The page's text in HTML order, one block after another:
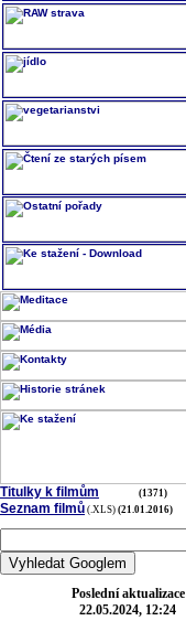
Titulky k filmům (1371)
Seznam filmů (.XLS) (21.01.2016)
Poslední aktualizace
22.05.2024, 12:24